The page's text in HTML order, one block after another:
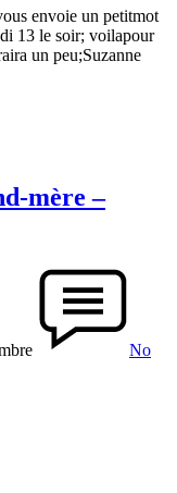
envoie un petitmot
13 le soir; voilapour
un peu;Suzanne
mère –
No